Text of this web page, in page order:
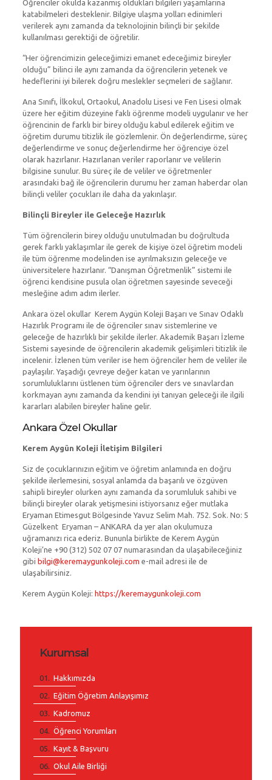
Öğrenciler okulda kazanmış oldukları bilgileri yaşamlarına
katabilmeleri desteklenir. Bilgiye ulaşma yolları edinimleri
verilerek aynı zamanda da teknolojinin bilinçli bir şekilde
kullanılması gerektiği de öğretilir.
“Her öğrencimizin geleceğimizi emanet edeceğimiz bireyler
olduğu” bilinci ile aynı zamanda da öğrencilerin yetenek ve
hedeflerini iyi bilerek doğru meslekler seçmeleri de sağlanır.
Ana Sınıfı, İlkokul, Ortaokul, Anadolu Lisesi ve Fen Lisesi olmak
üzere her eğitim düzeyine faklı öğrenme modeli uygulanır ve her
öğrencinin de farklı bir birey olduğu kabul edilerek eğitim ve
öğretim durumu titizlik ile gözlemlenir. Ön değerlendirme, süreç
değerlendirme ve sonuç değerlendirme her öğrenciye özel
olarak hazırlanır. Hazırlanan veriler raporlanır ve velilerin
bilgisine sunulur. Bu süreç ile de veliler ve öğretmenler
arasındaki bağ ile öğrencilerin durumu her zaman haberdar olan
bilinçli veliler çocukları ile daha da yakınlaşır.
Bilinçli Bireyler ile Geleceğe Hazırlık
Tüm öğrencilerin birey olduğu unutulmadan bu doğrultuda
gerek farklı yaklaşımlar ile gerek de kişiye özel öğretim modeli
ile tüm öğrenme modelinden ise ayrılmaksızın geleceğe ve
üniversitelere hazırlanır. “Danışman Öğretmenlik” sistemi ile
öğrenci kendisine pusula olan öğretmen sayesinde seveceği
mesleğine adım adım ilerler.
Ankara özel okullar Kerem Aygün Koleji Başarı ve Sınav Odaklı
Hazırlık Programı ile de öğrenciler sınav sistemlerine ve
geleceğe de hazırlıklı bir şekilde ilerler. Akademik Başarı İzleme
Sistemi sayesinde de öğrencilerin akademik gelişimleri titizlik ile
incelenir. İzlenen tüm veriler ise hem öğrenciler hem de veliler ile
paylaşılır. Yaşadığı çevreye değer katan ve yarınlarının
sorumluluklarını üstlenen tüm öğrenciler ders ve sınavlardan
korkmayan aynı zamanda da kendini iyi tanıyan geleceği ile ilgili
kararları alabilen bireyler haline gelir.
Ankara Özel Okullar
Kerem Aygün Koleji İletişim Bilgileri
Siz de çocuklarınızın eğitim ve öğretim anlamında en doğru
şekilde ilerlemesini, sosyal anlamda da başarılı ve özgüven
sahipli bireyler olurken aynı zamanda da sorumluluk sahibi ve
bilinçli bireyler olarak yetişmesini istiyorsanız eğer mutlaka
Eryaman Etimesgut Bölgesinde Yavuz Selim Mah. 752. Sok. No: 5
Güzelkent Eryaman – ANKARA da yer alan okulumuza
uğramanızı rica ederiz. Bununla birlikte de Kerem Aygün
Koleji’ne +90 (312) 502 07 07 numarasından da ulaşabileceğiniz
gibi bilgi@keremaygunkoleji.com e-mail adresi ile de
ulaşabilirsiniz.
Kerem Aygün Koleji: https://keremaygunkoleji.com
Kurumsal
Hakkımızda
Eğitim Öğretim Anlayışımız
Kadromuz
Öğrenci Yorumları
Kayıt & Başvuru
Okul Aile Birliği